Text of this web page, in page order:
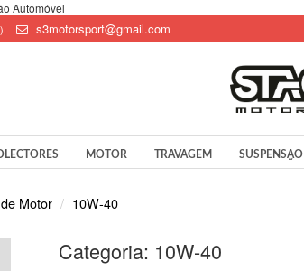
Automóvel
s3motorsport@gmail.com
MOTOR TRAVAGEM SUSPENSÃO
Motor 10W-40
Categoria: 10W-40